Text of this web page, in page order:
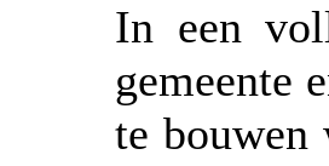
In een
gemeente
te bouwen